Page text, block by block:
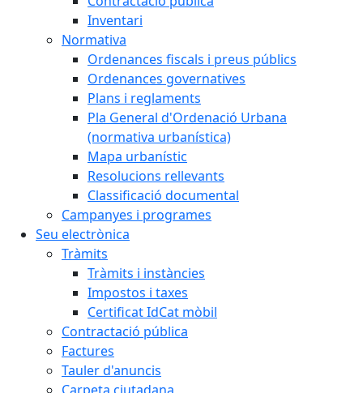
Inventari
Normativa
Ordenances fiscals i preus públics
Ordenances governatives
Plans i reglaments
Pla General d'Ordenació Urbana
(normativa urbanística)
Mapa urbanístic
Resolucions rellevants
Classificació documental
Campanyes i programes
Seu electrònica
Tràmits
Tràmits i instàncies
Impostos i taxes
Certificat IdCat mòbil
Contractació pública
Factures
Tauler d'anuncis